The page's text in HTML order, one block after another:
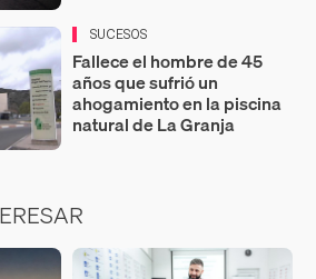
SUCESOS
Fallece el hombre de 45
años que sufrió un
ahogamiento en la piscina
natural de La Granja